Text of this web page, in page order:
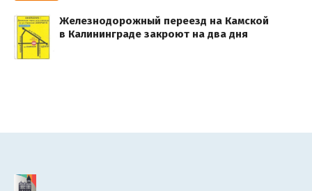
Железнодорожный переезд на Камской
в Калининграде закроют на два дня